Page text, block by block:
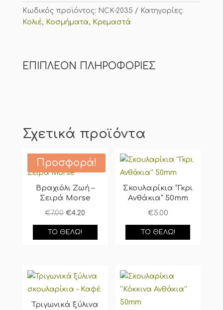
Κωδικός προϊόντος: NCK-2035
Κατηγορίες:
Κολιέ, Κοσμήματα, Κρεμαστά
ΕΠΙΠΛΈΟΝ ΠΛΗΡΟΦΟΡΊΕΣ
Σχετικά προϊόντα
Προσφορά!
Βραχιόλι Ζωή –
Σειρά Morse
€7.00 Original
price
was:
€4.20
τρέχουσα
τιμή
ΤΟ ΘΈΛΩ!
Σκουλαρίκια ”Γκρι
Ανθάκια” 50mm
€5.00
ΤΟ ΘΈΛΩ!
Τριγωνικά ξύλινα